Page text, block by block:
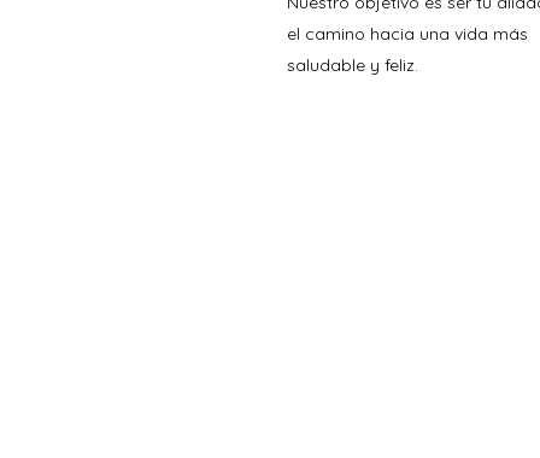
el camino hacia una vida más
saludable y feliz.